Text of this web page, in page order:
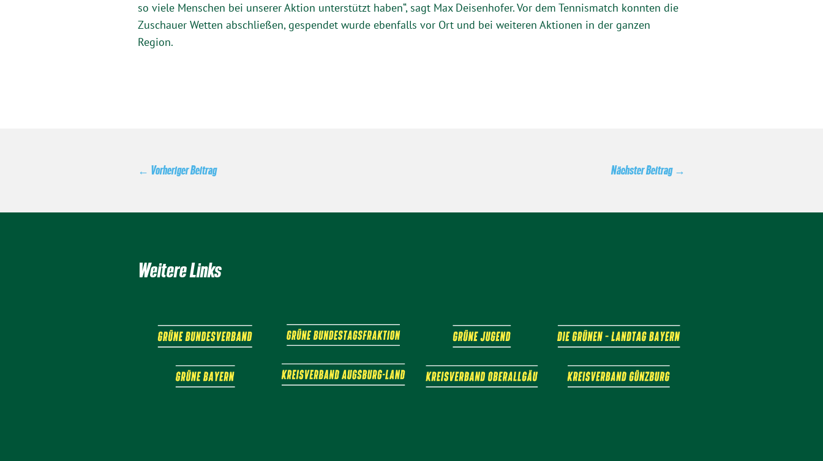
so viele Menschen bei unserer Aktion unterstützt haben“, sagt Max Deisenhofer. Vor dem Tennismatch konnten die
Zuschauer Wetten abschließen, gespendet wurde ebenfalls vor Ort und bei weiteren Aktionen in der ganzen
Region.
← Vorheriger Beitrag Nächster Beitrag→
Weitere Links